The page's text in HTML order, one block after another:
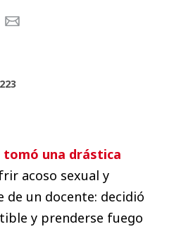
tomó una drástica
acoso sexual y
un docente: decidió
y prenderse fuego